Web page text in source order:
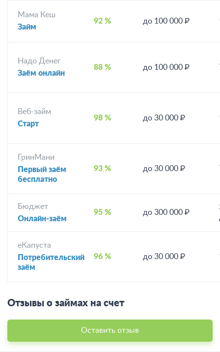
Мама Кеш
Займ
92 % до 100 000 ₽
Надо Денег
Заём онлайн
88 % до 100 000 ₽
Веб-займ
Старт
98 % до 30 000 ₽
ГринМани
Первый заём
бесплатно
93 % до 30 000 ₽
Бюджет
Онлайн-заём
95 % до 300 000 ₽
еКапуста
Потребительский
заём
96 % до 30 000 ₽
Отзывы о займах на счет
Оставить отзыв